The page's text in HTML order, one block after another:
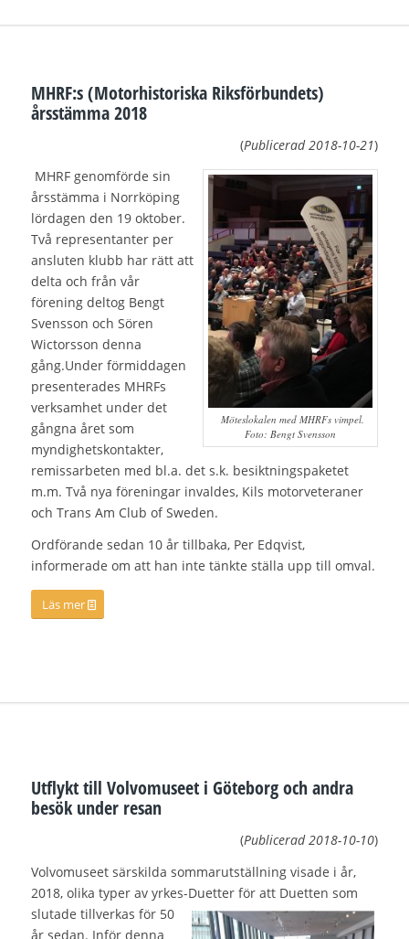
MHRF:s (Motorhistoriska Riksförbundets)
årsstämma 2018
(Publicerad 2018-10-21)
Möteslokalen med MHRFs vimpel.
Foto: Bengt Svensson
MHRF genomförde sin
årsstämma i Norrköping
lördagen den 19 oktober.
Två representanter per
ansluten klubb har rätt att
delta och från vår
förening deltog Bengt
Svensson och Sören
Wictorsson denna
gång.Under förmiddagen
presenterades MHRFs
verksamhet under det
gångna året som
myndighetskontakter,
remissarbeten med bl.a. det s.k. besiktningspaketet
m.m. Två nya föreningar invaldes, Kils motorveteraner
och Trans Am Club of Sweden.
Ordförande sedan 10 år tillbaka, Per Edqvist,
informerade om att han inte tänkte ställa upp till omval.
Läs mer
Utflykt till Volvomuseet i Göteborg och andra
besök under resan
(Publicerad2018-10-10)
Volvomuseet särskilda sommarutställning visade i år,
2018, olika typer av yrkes-Duetter för attDuetten som
slutade tillverkas för 50
år sedan. Inför denna